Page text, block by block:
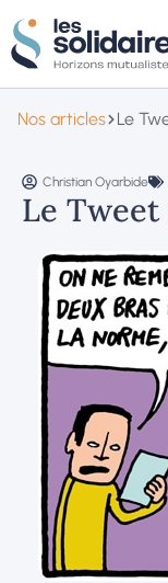
Nos articles Le
Christian Oyarbide
Le Tweet